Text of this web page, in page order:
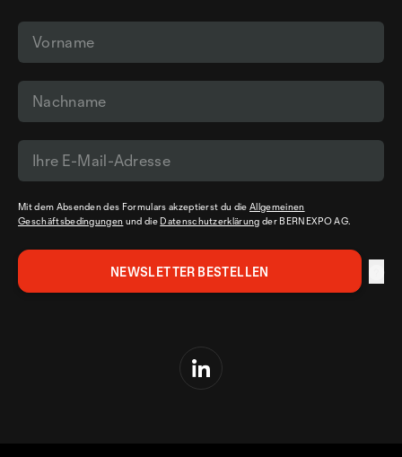
Mit dem Absenden des Formulars akzeptierst du dieAllgemeinen
Geschäftsbedingungen und die Datenschutzerklärung der BERNEXPO AG.